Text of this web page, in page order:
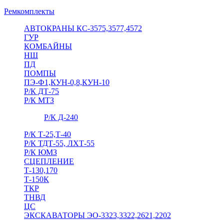
Ремкомплекты
АВТОКРАНЫ КС-3575,3577,4572
ГУР
КОМБАЙНЫ
НШ
ПД
ПОМПЫ
ПЭ-Ф1,КУН-0,8,КУН-10
Р/К ДТ-75
Р/К МТЗ
Р/К Д-240
Р/К Т-25,Т-40
Р/К ТДТ-55, ЛХТ-55
Р/К ЮМЗ
СЦЕПЛЕНИЕ
Т-130,170
Т-150К
ТКР
ТНВД
ЦС
ЭКСКАВАТОРЫ ЭО-3323,3322,2621,2202